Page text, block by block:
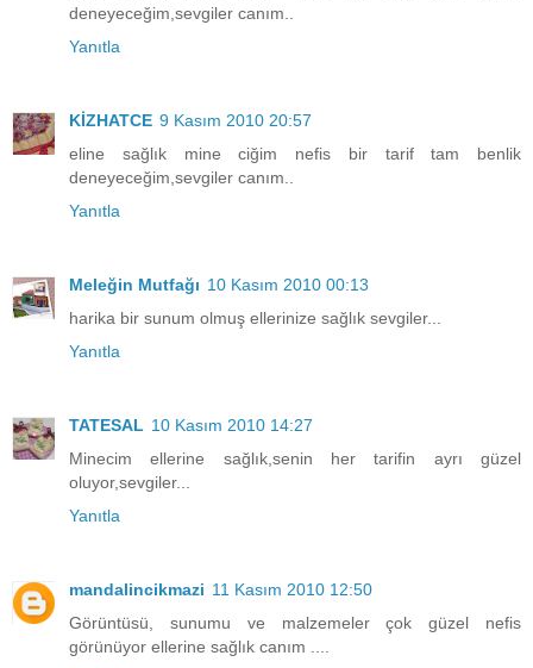
deneyeceğim,sevgiler canım..
Yanıtla
KİZHATCE 9 Kasım 2010 20:57
eline sağlık mine ciğim nefis bir tarif tam benlik
deneyeceğim,sevgiler canım..
Yanıtla
Meleğin Mutfağı 10 Kasım 2010 00:13
harika bir sunum olmuş ellerinize sağlık sevgiler...
Yanıtla
TATESAL 10 Kasım 2010 14:27
Minecim ellerine sağlık,senin her tarifin ayrı güzel
oluyor,sevgiler...
Yanıtla
mandalincikmazi 11 Kasım 2010 12:50
Görüntüsü, sunumu ve malzemeler çok güzel nefis
görünüyor ellerine sağlık canım ....